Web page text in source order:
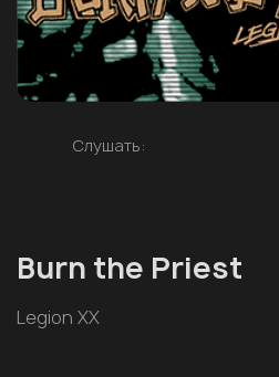
Слушать:
Burn the Priest
Legion XX